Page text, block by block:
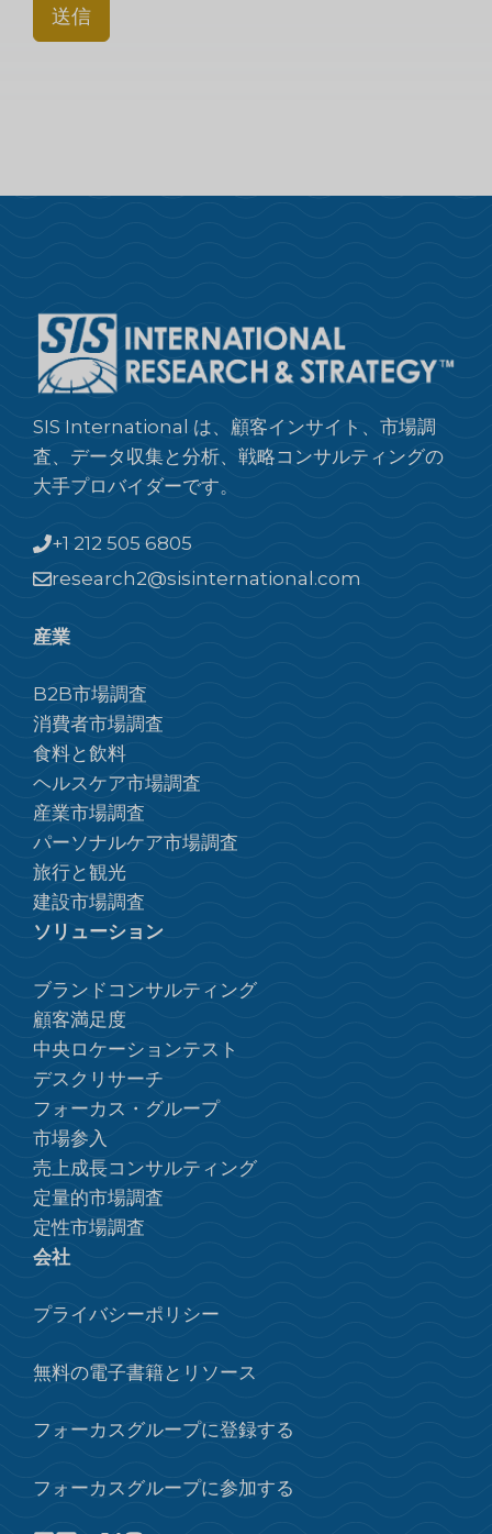
送信
SIS International は、顧客インサイト、市場調
査、データ収集と分析、戦略コンサルティングの
大手プロバイダーです。
+1 212 505 6805
research2@sisinternational.com
産業
B2B市場調査
消費者市場調査
食料と飲料
ヘルスケア市場調査
産業市場調査
パーソナルケア市場調査
旅行と観光
建設市場調査
ソリューション
ブランドコンサルティング
顧客満足度
中央ロケーションテスト
デスクリサーチ
フォーカス・グループ
市場参入
売上成長コンサルティング
定量的市場調査
定性市場調査
会社
プライバシーポリシー
無料の電子書籍とリソース
フォーカスグループに登録する
フォーカスグループに参加する